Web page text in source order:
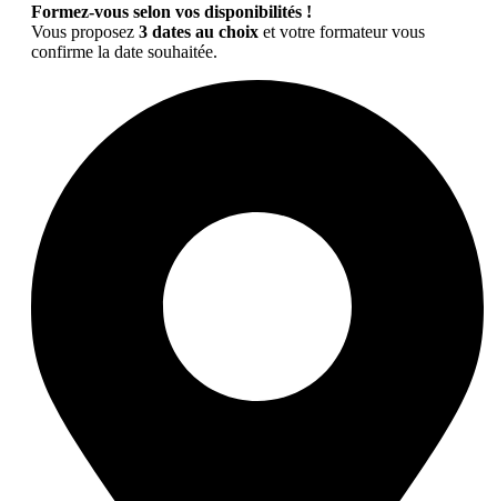
Formez-vous selon vos disponibilités !
Vous proposez 3 dates au choix et votre formateur vous
confirme la date souhaitée.